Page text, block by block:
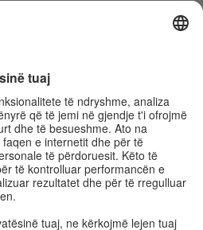
për ty”
falas
të Goethe-Institutit
„Deutschstunde“
pengesa